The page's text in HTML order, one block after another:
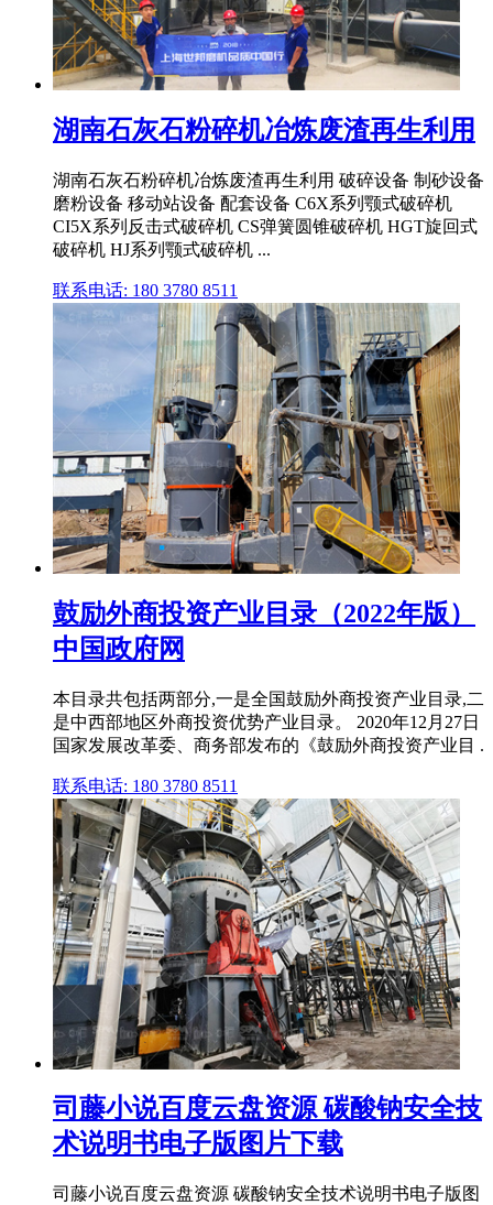
湖南石灰石粉碎机冶炼废渣再生利用
湖南石灰石粉碎机冶炼废渣再生利用 破碎设备 制砂设备
磨粉设备 移动站设备 配套设备 C6X系列颚式破碎机
CI5X系列反击式破碎机 CS弹簧圆锥破碎机 HGT旋回式
破碎机 HJ系列颚式破碎机 ...
联系电话: 180 3780 8511
鼓励外商投资产业目录（2022年版）
中国政府网
本目录共包括两部分,一是全国鼓励外商投资产业目录,二
是中西部地区外商投资优势产业目录。 2020年12月27日
国家发展改革委、商务部发布的《鼓励外商投资产业目 .
联系电话: 180 3780 8511
司藤小说百度云盘资源 碳酸钠安全技
术说明书电子版图片下载
司藤小说百度云盘资源 碳酸钠安全技术说明书电子版图